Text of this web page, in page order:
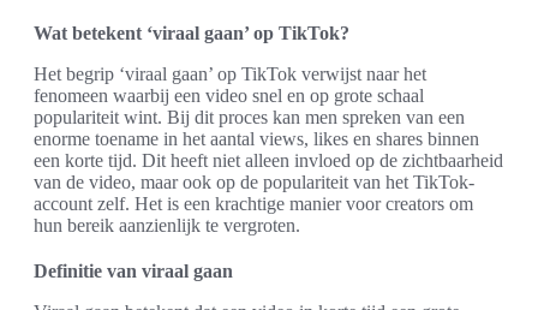
Wat betekent ‘viraal gaan’ op TikTok?
Het begrip ‘viraal gaan’ op TikTok verwijst naar het
fenomeen waarbij een video snel en op grote schaal
populariteit wint. Bij dit proces kan men spreken van een
enorme toename in het aantal views, likes en shares binnen
een korte tijd. Dit heeft niet alleen invloed op de zichtbaarheid
van de video, maar ook op de populariteit van het TikTok-
account zelf. Het is een krachtige manier voor creators om
hun bereik aanzienlijk te vergroten.
Definitie van viraal gaan